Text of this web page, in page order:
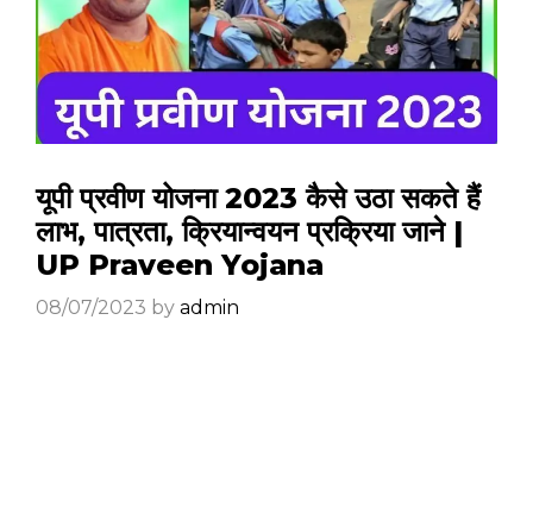
यूपी प्रवीण योजना 2023 कैसे उठा सकते हैं
लाभ, पात्रता, क्रियान्वयन प्रक्रिया जाने |
UP Praveen Yojana
08/07/2023 by admin